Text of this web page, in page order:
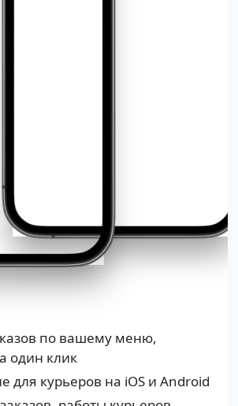
по вашему меню,
один клик
для курьеров на iOS и Android